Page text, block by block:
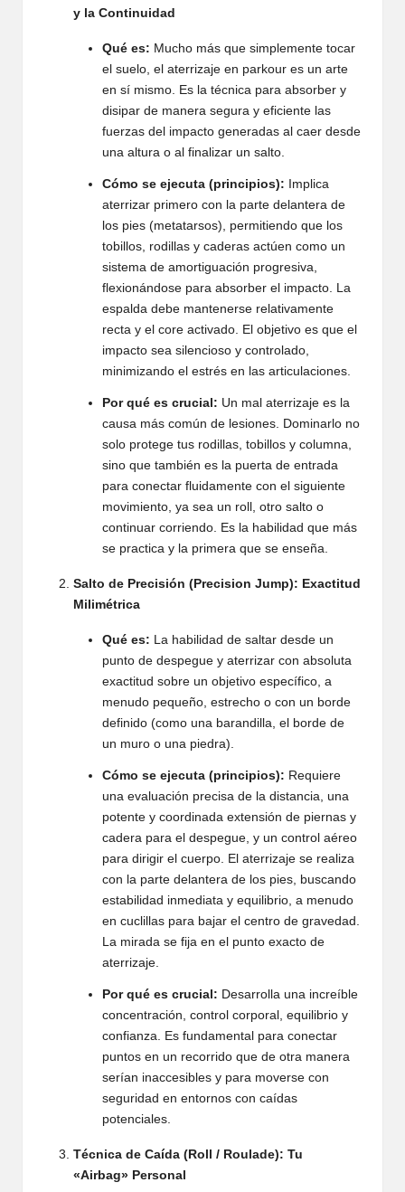
y la Continuidad
Qué es: Mucho más que simplemente tocar
el suelo, el aterrizaje en parkour es un arte
en sí mismo. Es la técnica para absorber y
disipar de manera segura y eficiente las
fuerzas del impacto generadas al caer desde
una altura o al finalizar un salto.
Cómo se ejecuta (principios): Implica
aterrizar primero con la parte delantera de
los pies (metatarsos), permitiendo que los
tobillos, rodillas y caderas actúen como un
sistema de amortiguación progresiva,
flexionándose para absorber el impacto. La
espalda debe mantenerse relativamente
recta y el core activado. El objetivo es que el
impacto sea silencioso y controlado,
minimizando el estrés en las articulaciones.
Por qué es crucial: Un mal aterrizaje es la
causa más común de lesiones. Dominarlo no
solo protege tus rodillas, tobillos y columna,
sino que también es la puerta de entrada
para conectar fluidamente con el siguiente
movimiento, ya sea un roll, otro salto o
continuar corriendo. Es la habilidad que más
se practica y la primera que se enseña.
Salto de Precisión (Precision Jump): Exactitud
Milimétrica
Qué es: La habilidad de saltar desde un
punto de despegue y aterrizar con absoluta
exactitud sobre un objetivo específico, a
menudo pequeño, estrecho o con un borde
definido (como una barandilla, el borde de
un muro o una piedra).
Cómo se ejecuta (principios): Requiere
una evaluación precisa de la distancia, una
potente y coordinada extensión de piernas y
cadera para el despegue, y un control aéreo
para dirigir el cuerpo. El aterrizaje se realiza
con la parte delantera de los pies, buscando
estabilidad inmediata y equilibrio, a menudo
en cuclillas para bajar el centro de gravedad.
La mirada se fija en el punto exacto de
aterrizaje.
Por qué es crucial: Desarrolla una increíble
concentración, control corporal, equilibrio y
confianza. Es fundamental para conectar
puntos en un recorrido que de otra manera
serían inaccesibles y para moverse con
seguridad en entornos con caídas
potenciales.
Técnica de Caída (Roll / Roulade): Tu
«Airbag» Personal